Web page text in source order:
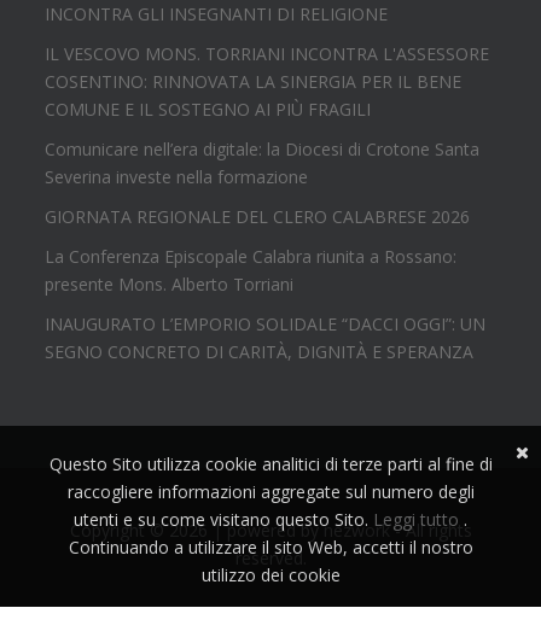
INCONTRA GLI INSEGNANTI DI RELIGIONE
IL VESCOVO MONS. TORRIANI INCONTRA L'ASSESSORE
COSENTINO: RINNOVATA LA SINERGIA PER IL BENE
COMUNE E IL SOSTEGNO AI PIÙ FRAGILI
Comunicare nell’era digitale: la Diocesi di Crotone Santa
Severina investe nella formazione
GIORNATA REGIONALE DEL CLERO CALABRESE 2026
La Conferenza Episcopale Calabra riunita a Rossano:
presente Mons. Alberto Torriani
INAUGURATO L’EMPORIO SOLIDALE “DACCI OGGI”: UN
SEGNO CONCRETO DI CARITÀ, DIGNITÀ E SPERANZA
Copyright © 2026 | powered bynezwork- All rights
reserved.
Questo Sito utilizza cookie analitici di terze parti al fine di
raccogliere informazioni aggregate sul numero degli
utenti e su come visitano questo Sito. Leggi tutto .
Continuando a utilizzare il sito Web, accetti il nostro
utilizzo dei cookie